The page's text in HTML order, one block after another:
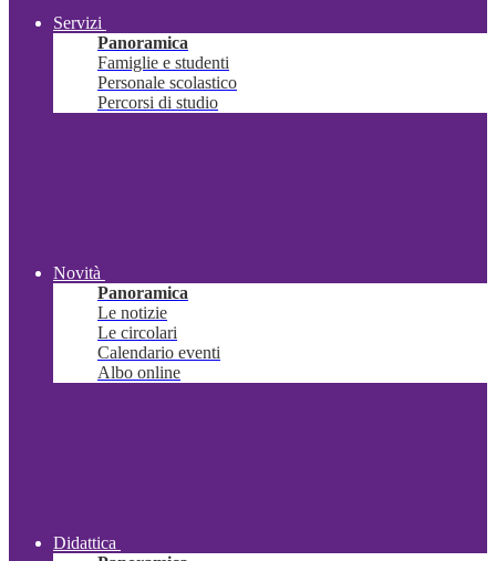
Servizi
Panoramica
Famiglie e studenti
Personale scolastico
Percorsi di studio
Novità
Panoramica
Le notizie
Le circolari
Calendario eventi
Albo online
Didattica